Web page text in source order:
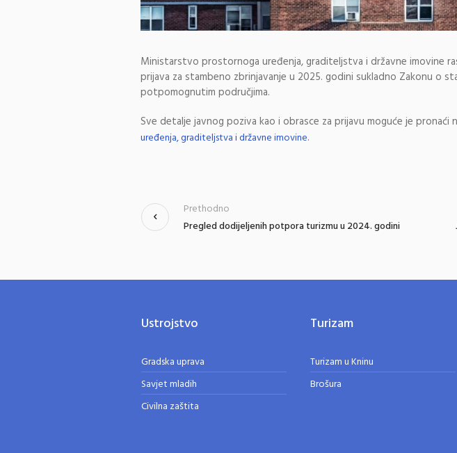
Ministarstvo prostornoga uređenja, graditeljstva i državne imovine
prijava za stambeno zbrinjavanje u 2025. godini sukladno Zakonu o
potpomognutim područjima.
Sve detalje javnog poziva kao i obrasce za prijavu moguće je pronaći
uređenja, graditeljstva i državne imovine.
Pregled dodijeljenih potpora turizmu u 2024. godini
Prethodno
Ustrojstvo
Gradska uprava
Savjet mladih
Civilna zaštita
Turizam
Turizam u Kninu
Brošura